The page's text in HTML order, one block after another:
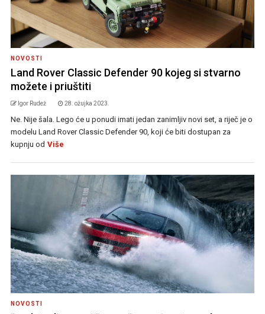
NOVOSTI
Land Rover Classic Defender 90 kojeg si stvarno
možete i priuštiti
Igor Rudež 28. ožujka 2023.
Ne. Nije šala. Lego će u ponudi imati jedan zanimljiv novi set, a riječ je o
modelu Land Rover Classic Defender 90, koji će biti dostupan za
kupnju od Više
NOVOSTI